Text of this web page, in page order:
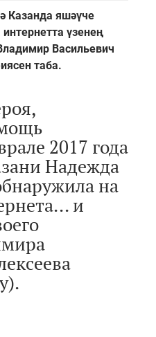
Казанда яшәүче
үзенең
Васильевич
таба.
2017 года
Надежда
на
и